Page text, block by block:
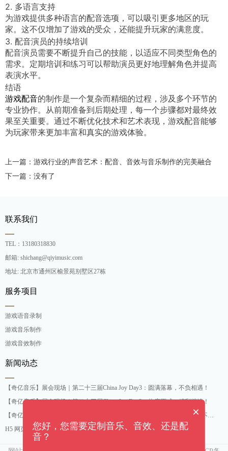
2. 多语言支持
为游戏提供多种语言的配音选项，可以吸引更多地区的玩
家。这不仅增加了游戏的受众，还能提升玩家的满意度。
3. 配音演员的持续培训
配音演员需要不断提升自己的技能，以适应不同类型角色的
需求。定期培训和练习可以帮助演员更好地理解角色并提高
表演水平。
结语
游戏配音的制作是一个复杂而精细的过程，涉及多个环节的
专业协作。从前期准备到后期处理，每一个步骤都对最终效
果至关重要。通过不断优化技术和艺术表现，游戏配音能够
为玩家带来更加丰富和真实的游戏体验。
上一篇：游戏行业的声音艺术：配音、音效与音乐制作的完美融合
下一篇：没有了
联系我们
TEL：13180318830
邮箱: shichang@qiyimusic.com
地址: 北京市通州区榆景苑别墅区27栋
服务项目
游戏语音录制
游戏音乐制作
游戏音效制作
新闻动态
【奇亿音乐】展会现场｜第二十三届China Joy Day3：圆满落幕，不负相遇！
【奇亿音乐】展会现场｜第二十三届China Joy Day2：热度不减，精彩继续！
【奇亿音乐】展会现场｜第二十三届China Joy开幕Day1：人气爆棚，精彩不停！
H5 网页轻量化游戏音乐制作公司
×
您好，您需要定制音乐、音效、还是配
音？